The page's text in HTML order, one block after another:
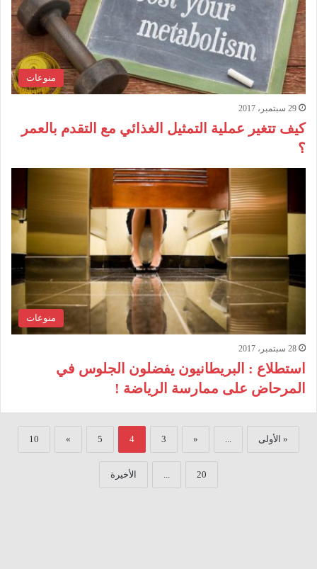
منوعات
29 سبتمبر، 2017
كيف تتغير عملية التمثيل الغذائي مع التقدم بالعمر
؟
منوعات
28 سبتمبر، 2017
استطلاع : البريطانيون يفضلون الجلوس في
المرحاض على ممارسة الرياضة !
« الأولى ...
«
3
4
5
»
10
20
... الأخيرة